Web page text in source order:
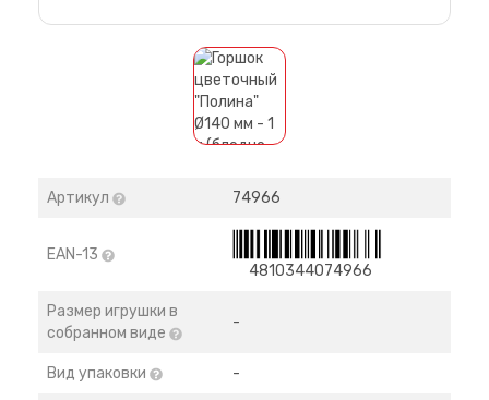
Артикул 74966
EAN-13
4810344074966
Размер игрушки в
собранном виде
-
Вид упаковки -